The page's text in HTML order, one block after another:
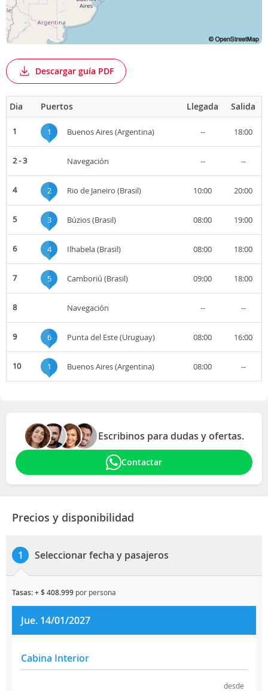
Descargar guía PDF
Dia Puertos Llegada Salida
1 1 Buenos Aires (Argentina) -- 18:00
2 - 3 Navegación -- --
4 2 Rio de Janeiro (Brasil) 10:00 20:00
5 3 Búzios (Brasil) 08:00 19:00
6 4 Ilhabela (Brasil) 08:00 18:00
7 5 Camboriú (Brasil) 09:00 18:00
8 Navegación -- --
9 6 Punta del Este (Uruguay) 08:00 16:00
10 1 Buenos Aires (Argentina) 08:00 --
Escribinos para dudas y ofertas.
Contactar
Precios y disponibilidad
1 Seleccionar fecha y pasajeros
tasas: + $ 408.999 por persona
Jue. 14/01/2027
Cabina Interior
desde